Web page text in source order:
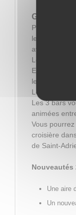
Gardez la
Profitez des
les réveils
avant une
Les activités
Entre éveil
leurs
Les 4
Les 3 bars
animées
Vous
croisière
de Saint-
Nouveautés
Une aire
Un